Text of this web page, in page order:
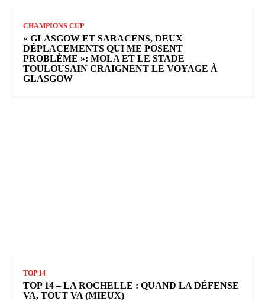
CHAMPIONS CUP
« GLASGOW ET SARACENS, DEUX
DÉPLACEMENTS QUI ME POSENT
PROBLÈME »: MOLA ET LE STADE
TOULOUSAIN CRAIGNENT LE VOYAGE À
GLASGOW
TOP 14
TOP 14 – LA ROCHELLE : QUAND LA DÉFENSE
VA, TOUT VA (MIEUX)